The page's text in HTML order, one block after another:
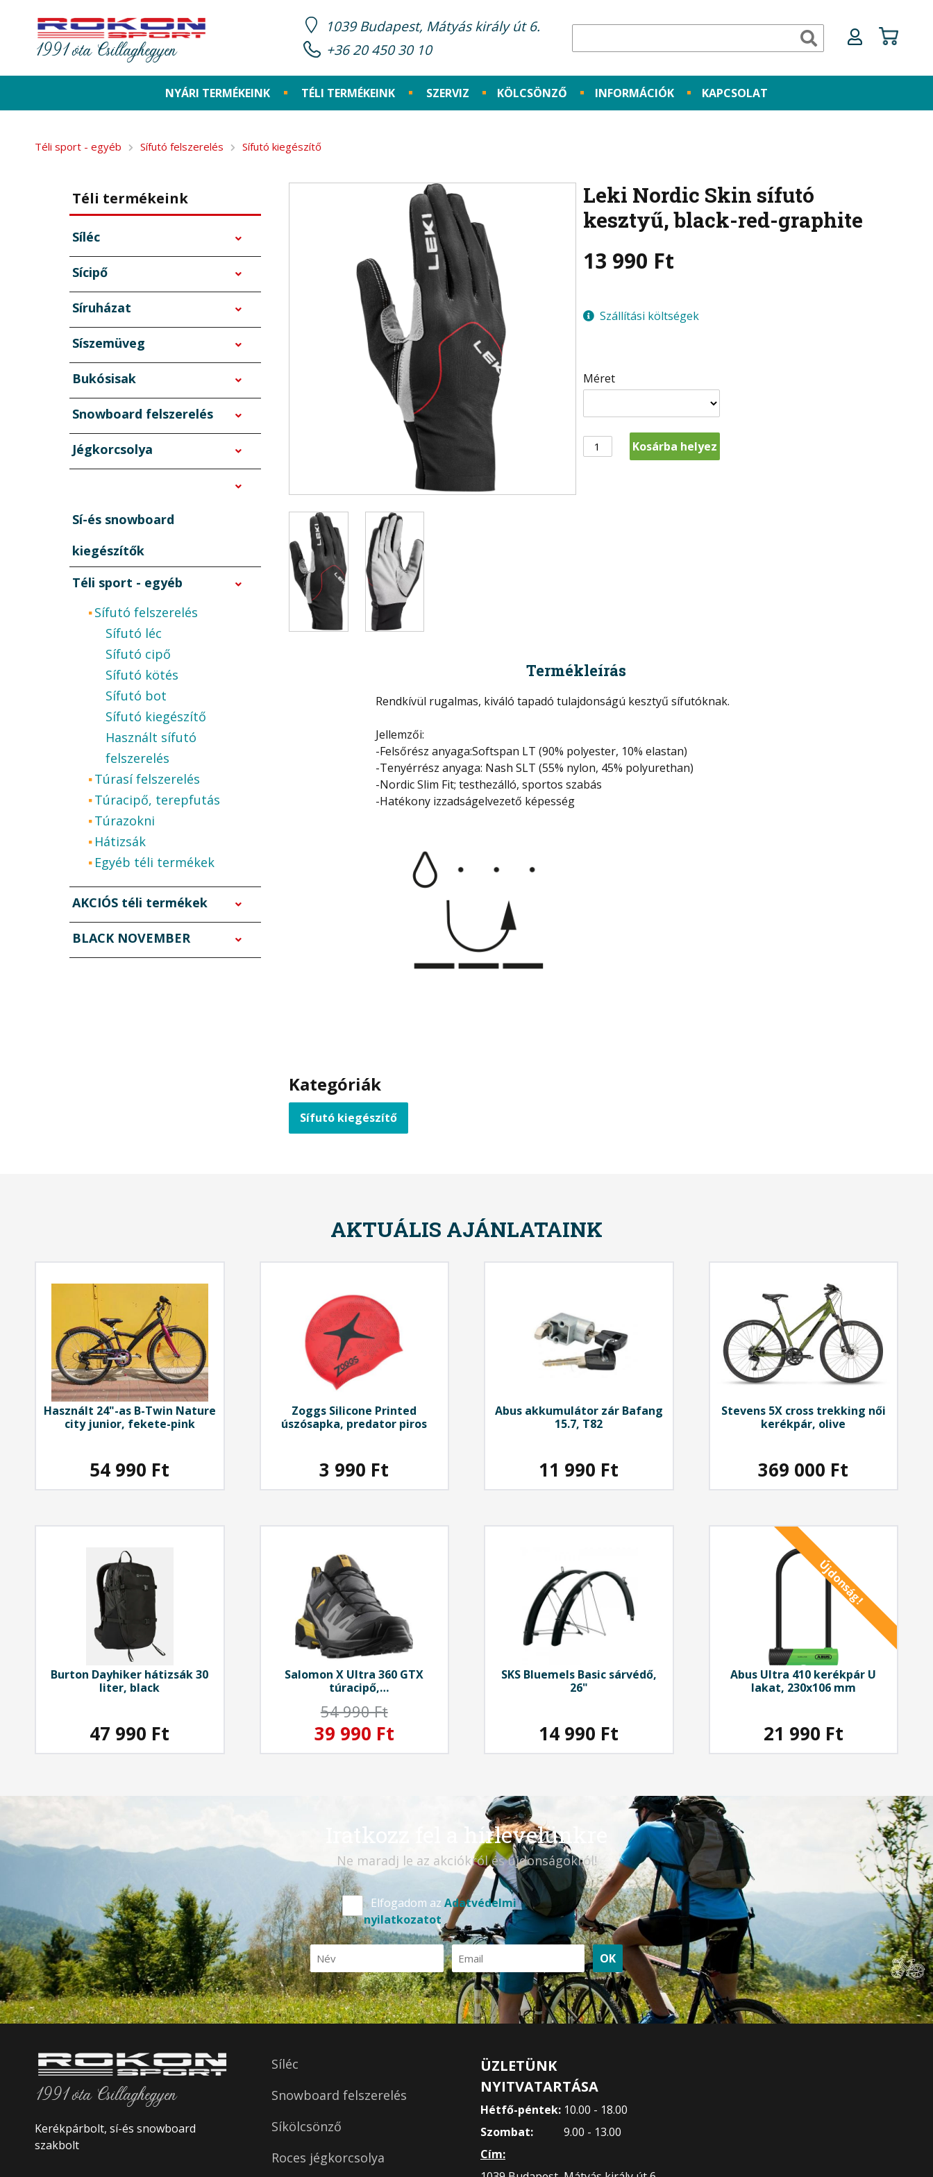
1991 óta Csillaghegyen
1039 Budapest, Mátyás király út 6.
+36 20 450 30 10
NYÁRI TERMÉKEINK TÉLI TERMÉKEINK SZERVIZ KÖLCSÖNZŐ INFORMÁCIÓK KAPCSOLAT
Téli sport - egyéb Sífutó felszerelés Sífutó kiegészítő
Téli termékeink
Síléc
Sícipő
Síruházat
Síszemüveg
Bukósisak
Snowboard felszerelés
Jégkorcsolya
Sí-és snowboard
kiegészítők
Téli sport - egyéb
Sífutó felszerelés
Sífutó léc
Sífutó cipő
Sífutó kötés
Sífutó bot
Sífutó kiegészítő
Használt sífutó
felszerelés
Túrasí felszerelés
Túracipő, terepfutás
Túrazokni
Hátizsák
Egyéb téli termékek
AKCIÓS téli termékek
BLACK NOVEMBER
Leki Nordic Skin sífutó
kesztyű, black-red-graphite
13 990 Ft
Méret
Szállítási költségek
Kosárba helyez
Termékleírás
Rendkívül rugalmas, kiváló tapadó tulajdonságú kesztyű sífutóknak.
Jellemzői:
-Felsőrész anyaga:Softspan LT (90% polyester, 10% elastan)
-Tenyérrész anyaga: Nash SLT (55% nylon, 45% polyurethan)
-Nordic Slim Fit; testhezálló, sportos szabás
-Hatékony izzadságelvezető képesség
Kategóriák
Sífutó kiegészítő
AKTUÁLIS AJÁNLATAINK
Használt 24"-as B-Twin Nature
city junior, fekete-pink
54 990 Ft
Zoggs Silicone Printed
úszósapka, predator piros
3 990 Ft
Abusakkumulátor zár Bafang
15.7, T82
11 990 Ft
Stevens5X cross trekking női
kerékpár, olive
369 000 Ft
Burton Dayhiker hátizsák 30
liter, black
47 990 Ft
Salomon X Ultra 360 GTX
túracipő,
mustard
54 990 Ft
39 990 Ft
SKSBluemels Basic sárvédő,
26"
14 990 Ft
Újdonság!
Abus Ultra 410 kerékpár U
lakat, 230x106 mm
21 990 Ft
Iratkozz fel a hírlevelünkre
Ne maradj le az akciókról és újdonságokról!
Elfogadom az Adatvédelmi
nyilatkozatot
OK
1991 óta Csillaghegyen
Kerékpárbolt, sí-és snowboard
szakbolt
Síléc
Snowboard felszerelés
Síkölcsönző
Roces jégkorcsolya
ÜZLETÜNK
NYITVATARTÁSA
Hétfő-péntek: 10.00 - 18.00
Szombat:
9.00 - 13.00
Cím: